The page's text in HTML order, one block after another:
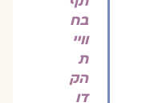
בח
וויי
ת
הק
דו